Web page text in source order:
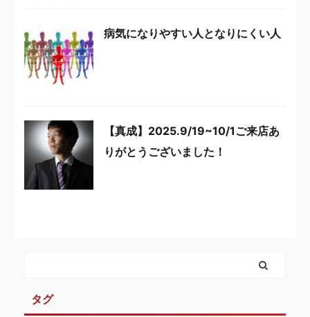
病気になりやすい人となりにくい人
【真成】2025.9/19~10/1ご来店あ
りがとうございました！
タグ